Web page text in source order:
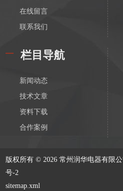
在线留言
联系我们
栏目导航
新闻动态
技术文章
资料下载
合作案例
版权所有 © 2026 常州润华电器有
号-2
sitemap.xml